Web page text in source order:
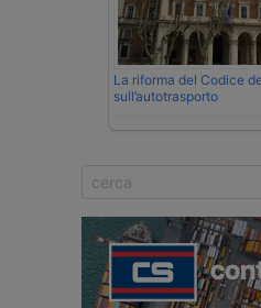
La riforma del Codice
sull’autotrasporto